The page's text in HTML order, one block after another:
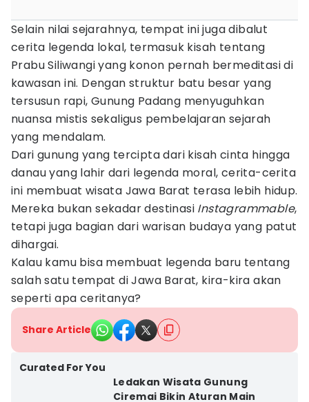
Selain nilai sejarahnya, tempat ini juga dibalut
cerita legenda lokal, termasuk kisah tentang
Prabu Siliwangi yang konon pernah bermeditasi di
kawasan ini. Dengan struktur batu besar yang
tersusun rapi, Gunung Padang menyuguhkan
nuansa mistis sekaligus pembelajaran sejarah
yang mendalam.
Dari gunung yang tercipta dari kisah cinta hingga
danau yang lahir dari legenda moral, cerita-cerita
ini membuat wisata Jawa Barat terasa lebih hidup.
Mereka bukan sekadar destinasi Instagrammable,
tetapi juga bagian dari warisan budaya yang patut
dihargai.
Kalau kamu bisa membuat legenda baru tentang
salah satu tempat di Jawa Barat, kira-kira akan
seperti apa ceritanya?
Share Article
Curated For You
Ledakan Wisata Gunung
Ciremai Bikin Aturan Main